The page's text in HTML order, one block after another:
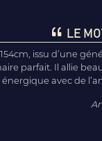
LE
issu d’une
parfait. Il allie
avec de